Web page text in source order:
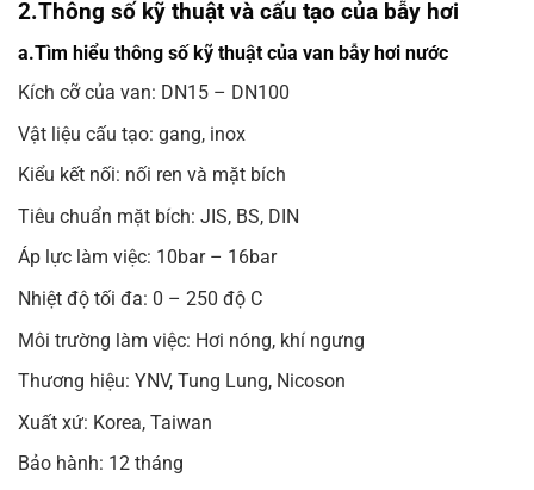
2.Thông số kỹ thuật và cấu tạo của bẫy hơi
a.Tìm hiểu thông số kỹ thuật của van bẫy hơi nước
Kích cỡ của van: DN15 – DN100
Vật liệu cấu tạo: gang, inox
Kiểu kết nối: nối ren và mặt bích
Tiêu chuẩn mặt bích: JIS, BS, DIN
Áp lực làm việc: 10bar – 16bar
Nhiệt độ tối đa: 0 – 250 độ C
Môi trường làm việc: Hơi nóng, khí ngưng
Thương hiệu: YNV, Tung Lung, Nicoson
Xuất xứ: Korea, Taiwan
Bảo hành: 12 tháng